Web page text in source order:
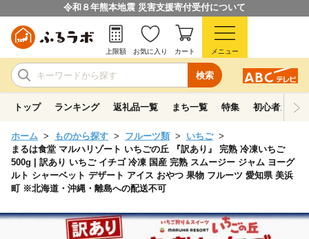
令和８年熊本地震 災害支援寄付受付について
検索
上限額 お気に入り カート メニュー
トップ ランキング 返礼品一覧 まち一覧 特集 初心者ガイド
ホーム ものから探す フルーツ類
いちご
まるは食堂 マルハリゾート いちごの丘 『訳あり』 完熟 冷凍いちご
500g | 訳あり いちご イチゴ 冷凍 国産 完熟 スムージー ジャム ヨーグ
ルト シャーベット デザート アイス おやつ 果物 フルーツ 愛知県 美浜
町 ※北海道・沖縄・離島への配送不可